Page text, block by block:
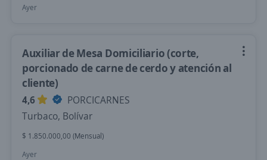
Ayer
Auxiliar de Mesa Domiciliario (corte,
porcionado de carne de cerdo y atención al
cliente)
4,6
PORCICARNES
Turbaco, Bolívar
$ 1.850.000,00 (Mensual)
Ayer